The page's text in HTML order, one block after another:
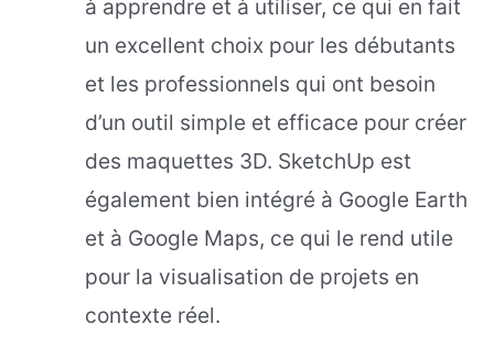
à apprendre et à utiliser, ce qui en fait
un excellent choix pour les débutants
et les professionnels qui ont besoin
d’un outil simple et efficace pour créer
des maquettes 3D. SketchUp est
également bien intégré à Google Earth
et à Google Maps, ce qui le rend utile
pour la visualisation de projets en
contexte réel.